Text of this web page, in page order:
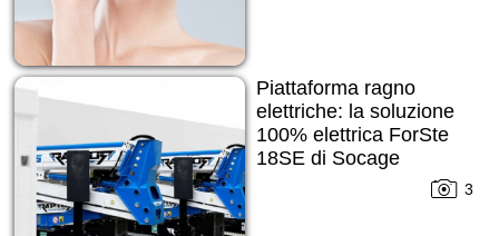
Piattaforma ragno
elettriche: la soluzione
100% elettrica ForSte
18SE di Socage
3